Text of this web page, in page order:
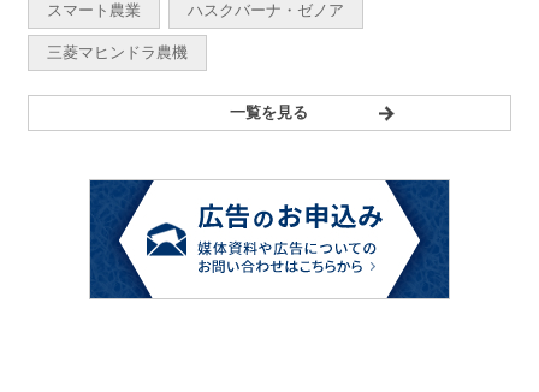
スマート農業 ハスクバーナ・ゼノア
三菱マヒンドラ農機
一覧を見る